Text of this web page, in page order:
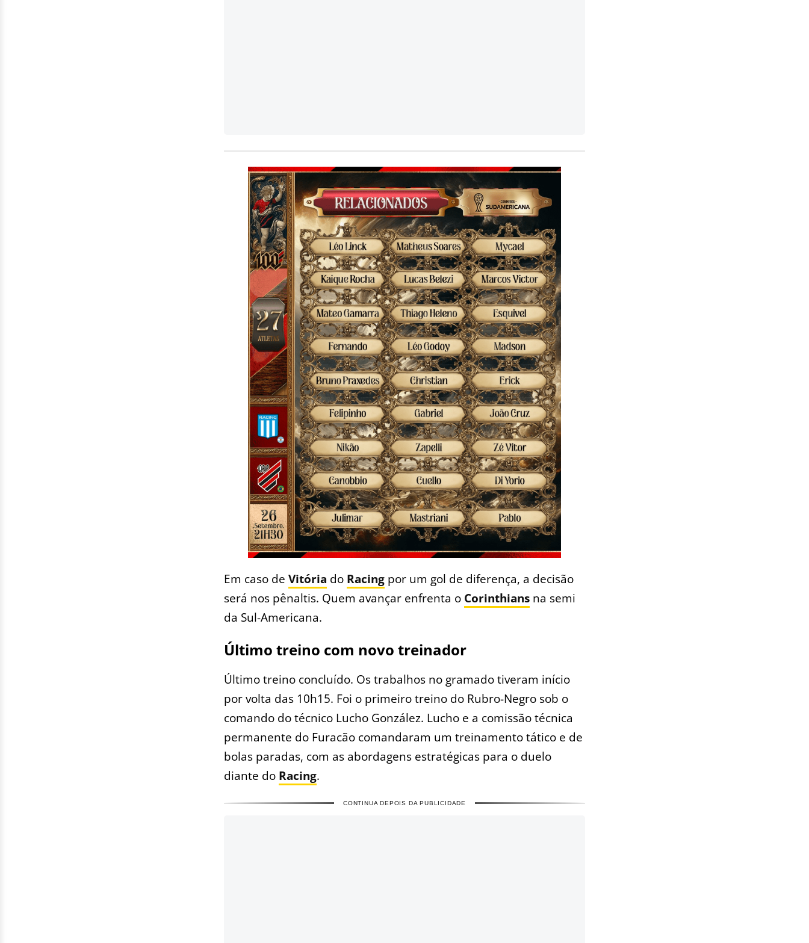
Em caso de Vitória do Racing por um gol de diferença, a decisão
será nos pênaltis. Quem avançar enfrenta o Corinthians na semi
da Sul-Americana.
Último treino com novo treinador
Último treino concluído. Os trabalhos no gramado tiveram início
por volta das 10h15. Foi o primeiro treino do Rubro-Negro sob o
comando do técnico Lucho González. Lucho e a comissão técnica
permanente do Furacão comandaram um treinamento tático e de
bolas paradas, com as abordagens estratégicas para o duelo
diante do Racing.
CONTINUA DEPOIS DA PUBLICIDADE